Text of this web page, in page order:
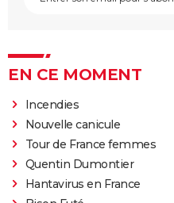
EN CE MOMENT
Incendies
Nouvelle canicule
Tour de France femmes
Quentin Dumontier
Hantavirus en France